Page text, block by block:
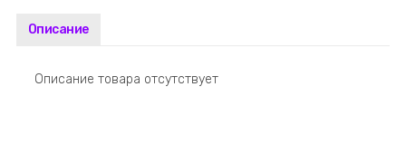
Описание
Описание товара отсутствует